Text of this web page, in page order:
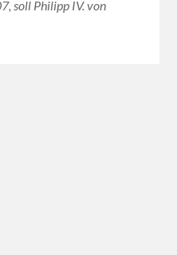
soll Philipp IV. von